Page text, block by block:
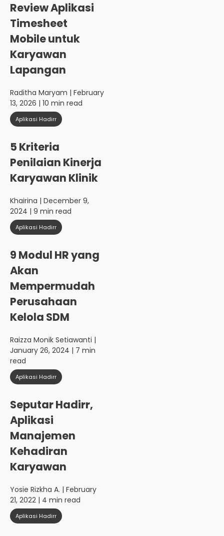
Review Aplikasi
Timesheet
Mobile untuk
Karyawan
Lapangan
Raditha Maryam | February
13, 2026 | 10 min read
Aplikasi Hadirr
5 Kriteria
Penilaian Kinerja
Karyawan Klinik
Khairina | December 9,
2024 | 9 min read
Aplikasi Hadirr
9 Modul HR yang
Akan
Mempermudah
Perusahaan
Kelola SDM
Raizza Monik Setiawanti |
January 26, 2024 | 7 min
read
Aplikasi Hadirr
Seputar Hadirr,
Aplikasi
Manajemen
Kehadiran
Karyawan
Yosie Rizkha A. | February
21, 2022 | 4 min read
Aplikasi Hadirr